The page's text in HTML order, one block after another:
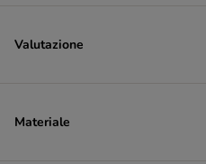
Valutazione
Materiale